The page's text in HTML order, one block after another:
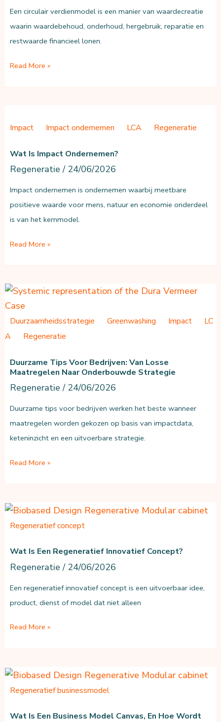
Een circulair verdienmodel is een manier van waardecreatie
waarin waardebehoud, onderhoud, hergebruik, reparatie en
restwaarde financieel lonen.
Wat
verdienmodel?
Read More »
Impact Impact ondernemen LCA Regeneratie
Wat Is Impact Ondernemen?
Regeneratie / 24/06/2026
Impact ondernemen is ondernemen waarbij meetbare
positieve waarde voor mens, natuur en economie onderdeel
is van het kernmodel.
Wat
ondernemen?
Read More »
Duurzaamheidsstrategie Greenwashing Impact
LC
A
Regeneratie
Duurzame Tips Voor Bedrijven: Van Losse
Maatregelen Naar Onderbouwde Strategie
Regeneratie / 24/06/2026
Duurzame tips voor bedrijven werken het beste wanneer
maatregelen worden gekozen op basis van impactdata,
keteninzicht en een uitvoerbare strategie.
Duurzame
bedrijven:
van
maatregelen
naar
strategie
Read More »
Regeneratief concept
Wat Is Een Regeneratief Innovatief Concept?
Regeneratie / 24/06/2026
Een regeneratief innovatief concept is een uitvoerbaar idee,
product, dienst of model dat niet alleen
Wat
regeneratief
innovatief
Read More »
Regeneratief businessmodel
Wat Is Een Business Model Canvas, En Hoe Wordt